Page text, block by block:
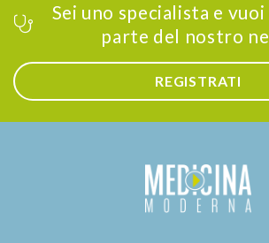
Sei uno specialista e
parte del nostro
REGISTRATI